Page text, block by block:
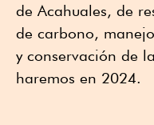
de Acahuales, de
de carbono,
y conservación de
haremos en 2024.